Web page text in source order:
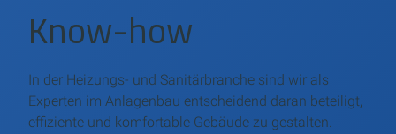
Know-how
In der Heizungs- und Sanitärbranche sind wir als
Experten im Anlagenbau entscheidend daran beteiligt,
effiziente und komfortable Gebäude zu gestalten.